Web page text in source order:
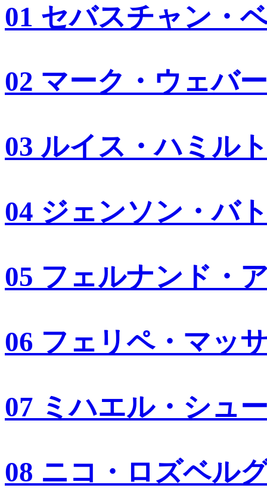
01 セバスチャン・
02 マーク・ウェバー
03 ルイス・ハミル
04 ジェンソン・バ
05 フェルナンド・
06 フェリペ・マッ
07 ミハエル・シュ
08 ニコ・ロズベル